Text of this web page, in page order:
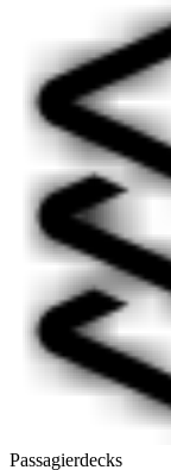
Passagierdecks